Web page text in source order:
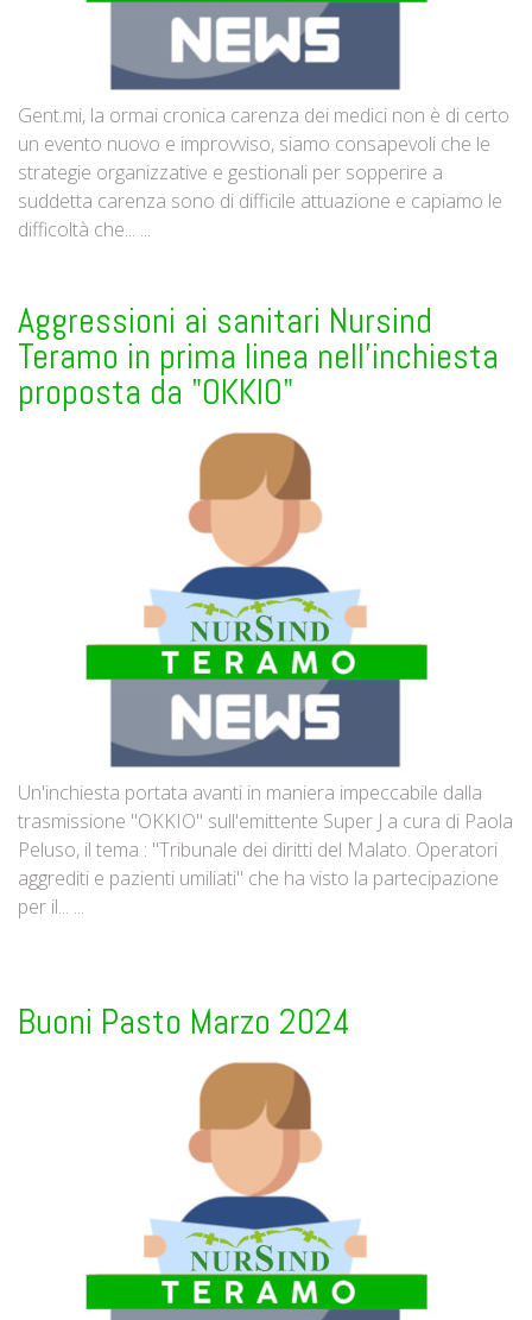
Gent.mi, la ormai cronica carenza dei medici non è di certo
un evento nuovo e improvviso, siamo consapevoli che le
strategie organizzative e gestionali per sopperire a
suddetta carenza sono di difficile attuazione e capiamo le
difficoltà che... ...
Aggressioni ai sanitari Nursind
Teramo in prima linea nell'inchiesta
proposta da "OKKIO"
Un'inchiesta portata avanti in maniera impeccabile dalla
trasmissione "OKKIO" sull'emittente Super J a cura di Paola
Peluso, il tema : "Tribunale dei diritti del Malato. Operatori
aggrediti e pazienti umiliati" che ha visto la partecipazione
per il... ...
Buoni Pasto Marzo 2024